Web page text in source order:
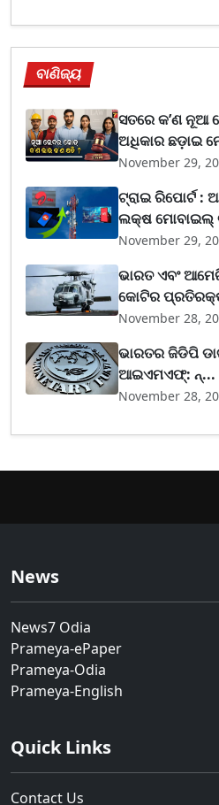
ବାଣିଜ୍ୟ
ସତରେ କ’ଣ
ଅଧିକାର ଛଡ଼ାଇ
November 29,
ଟ୍ରାଇ ରିପୋର୍ଟ :
ଲକ୍ଷ ମୋବାଇଲ୍
November 29,
ଭାରତ ଏବଂ
କୋଟିର
November 28,
ଭାରତର ଜିଡିପି
ଆଇଏମଏଫ୍‌: ନ୍...
November 28,
News
News7 Odia
Prameya-ePaper
Prameya-Odia
Prameya-English
Quick Links
Contact Us